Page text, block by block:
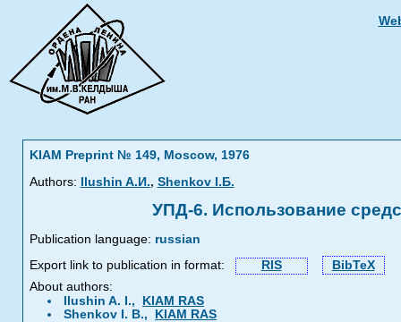
KIAM Preprint № 149, Moscow, 1976
Authors:
Ilushin A.И., Shenkov I.Б.
УПД-6. Использование
Publication language: russian
Export link to publication in format:
RIS
BibTeX
About authors:
Ilushin A. I.,
KIAM RAS
Shenkov I. B.,
KIAM RAS